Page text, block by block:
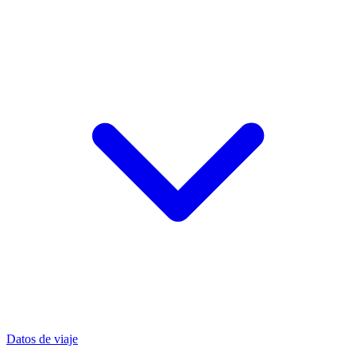
Datos de viaje